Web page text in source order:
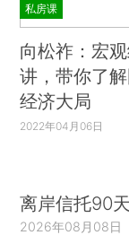
私房课
向松祚：宏
讲，带你了
经济大局
2022年04月06日
离岸信托90
2026年08月08日